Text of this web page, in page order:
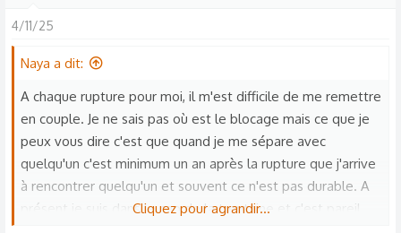
4/11/25
Naya a dit:
A chaque rupture pour moi, il m'est difficile de me remettre
en couple. Je ne sais pas où est le blocage mais ce que je
peux vous dire c'est que quand je me sépare avec
quelqu'un c'est minimum un an après la rupture que j'arrive
à rencontrer quelqu'un et souvent ce n'est pas durable. A
présent je suis dans le cap de la trentaine et c'est pareil.
Cliquez pour agrandir...